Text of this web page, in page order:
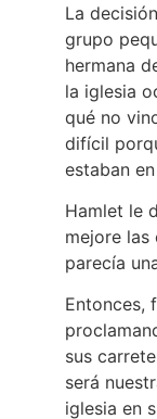
La
grupo
hermana
la iglesia
qué no
difícil
estaban
Hamlet le
mejore
parecía
Entonces,
sus
será
iglesia en